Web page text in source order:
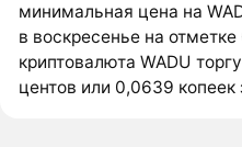
минимальная цена на
в воскресенье на
криптовалюта WADU
центов или 0,0639 копеек